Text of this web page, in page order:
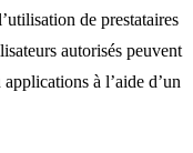
de prestataires
autorisés peuvent
à l’aide d’un